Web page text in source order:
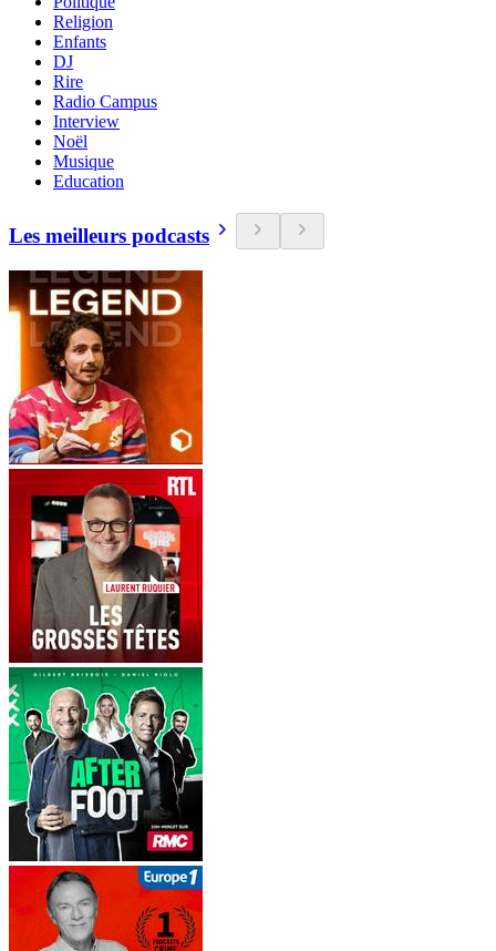
Religion
Enfants
DJ
Rire
Radio Campus
Interview
Noël
Musique
Education
Les meilleurs podcasts